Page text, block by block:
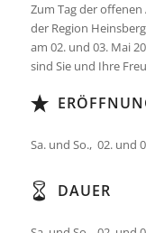
Zum Tag der
der Region Heinsberg
am 02. und 03. Mai
sind Sie und Ihre
Sa. und So., 02. und
DAUER